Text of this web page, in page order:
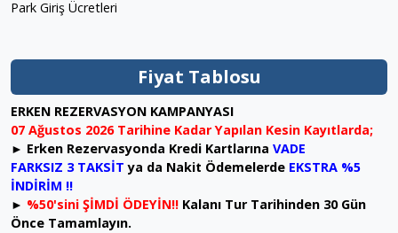
Park Giriş Ücretleri
Fiyat Tablosu
ERKEN REZERVASYON KAMPANYASI
07 Ağustos 2026 Tarihine Kadar Yapılan Kesin Kayıtlarda;
► Erken Rezervasyonda Kredi Kartlarına VADE
FARKSIZ 3 TAKSİT ya da Nakit Ödemelerde EKSTRA %5
İNDİRİM !!
► %50'sini ŞİMDİ ÖDEYİN!! Kalanı Tur Tarihinden 30 Gün
Önce Tamamlayın.